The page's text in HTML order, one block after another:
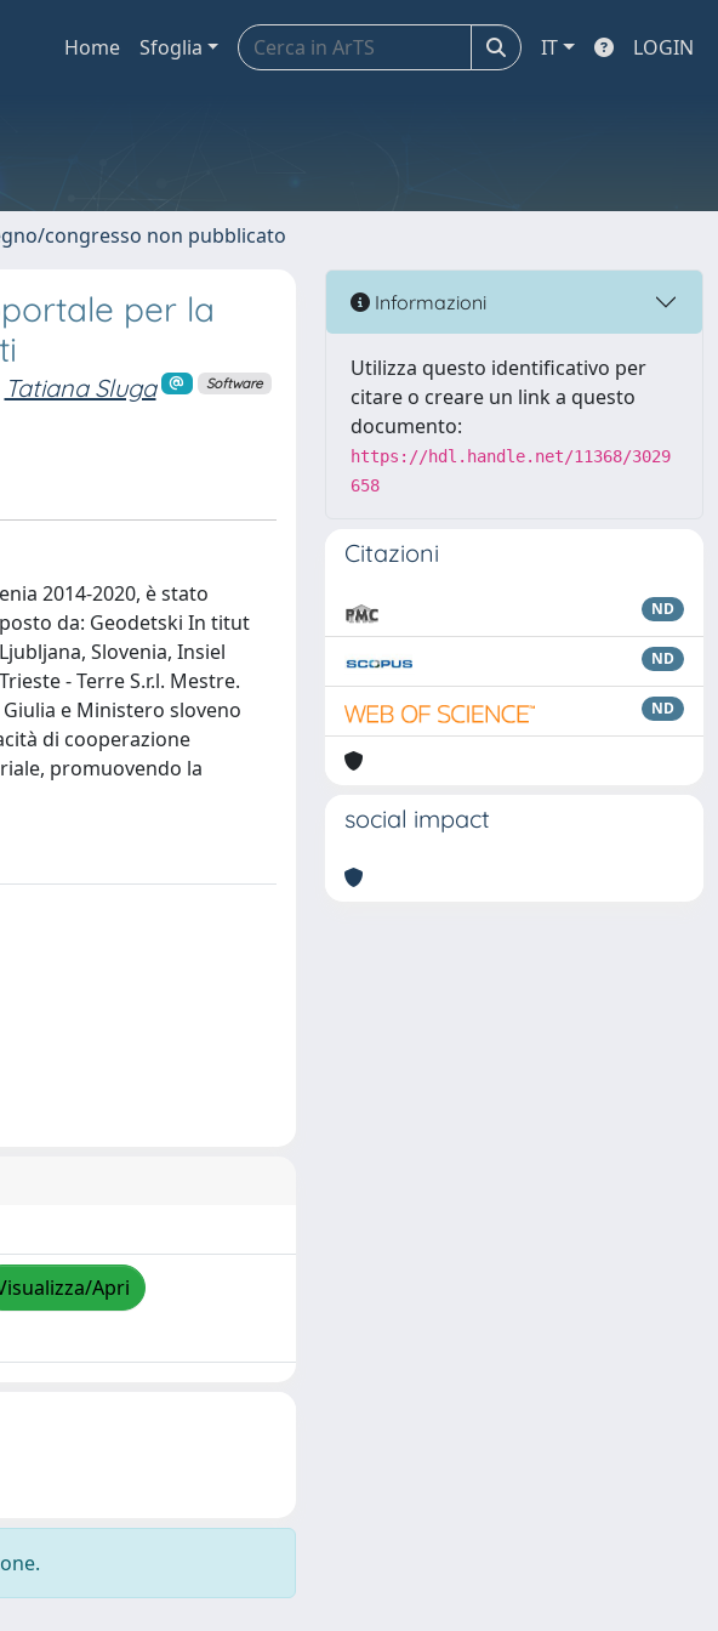
Home Sfoglia IT LOGIN
congresso non pubblicato
per la
Tatiana Sluga Software
2014-2020, è stato
da: Geodetski In titut
Slovenia, Insiel
- Terre S.r.l. Mestre.
e Ministero sloveno
di cooperazione
promuovendo la
Apri
Informazioni
Utilizza questo identificativo per
citare o creare un link a questo
documento:
https://hdl.handle.net/11368/3029
658
Citazioni
ND
ND
ND
social impact